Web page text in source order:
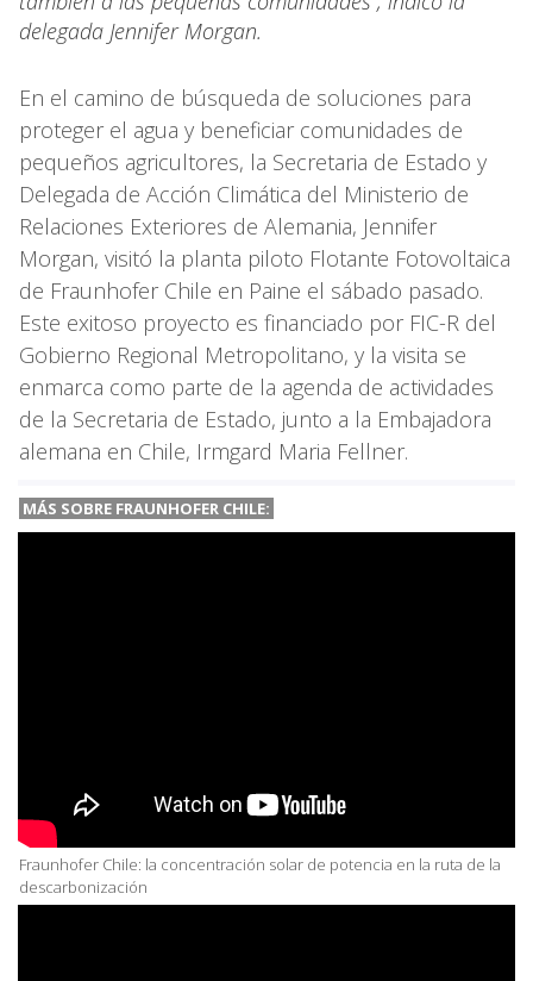
delegada Jennifer Morgan.
En el camino de búsqueda de soluciones para
proteger el agua y beneficiar comunidades de
pequeños agricultores, la Secretaria de Estado y
Delegada de Acción Climática del Ministerio de
Relaciones Exteriores de Alemania, Jennifer
Morgan, visitó la planta piloto Flotante Fotovoltaica
de Fraunhofer Chile en Paine el sábado pasado.
Este exitoso proyecto es financiado por FIC-R del
Gobierno Regional Metropolitano, y la visita se
enmarca como parte de la agenda de actividades
de la Secretaria de Estado, junto a la Embajadora
alemana en Chile, Irmgard Maria Fellner.
MÁS SOBRE FRAUNHOFER CHILE:
Fraunhofer Chile: la concentración solar de potencia en la ruta de la
descarbonización